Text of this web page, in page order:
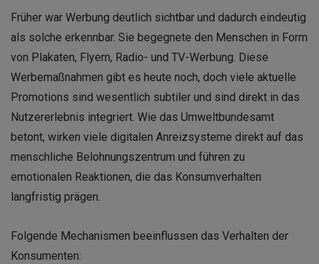
Früher war Werbung deutlich sichtbar und dadurch eindeutig
als solche erkennbar. Sie begegnete den Menschen in Form
von Plakaten, Flyern, Radio- und TV-Werbung. Diese
Werbemaßnahmen gibt es heute noch, doch viele aktuelle
Promotions sind wesentlich subtiler und sind direkt in das
Nutzererlebnis integriert. Wie das Umweltbundesamt
betont, wirken viele digitalen Anreizsysteme direkt auf das
menschliche Belohnungszentrum und führen zu
emotionalen Reaktionen, die das Konsumverhalten
langfristig prägen.
Folgende Mechanismen beeinflussen das Verhalten der
Konsumenten: